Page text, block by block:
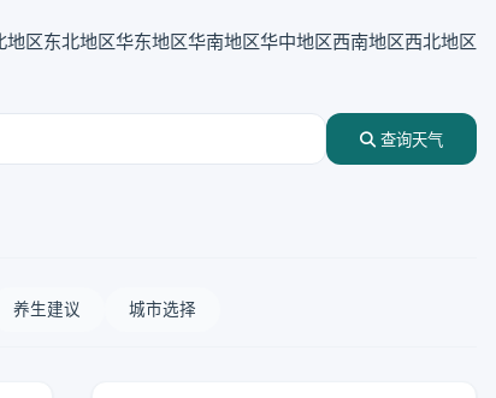
地区东北地区华东地区华南地区华中地区西南地区西北地区
查询天气
养生建议 城市选择